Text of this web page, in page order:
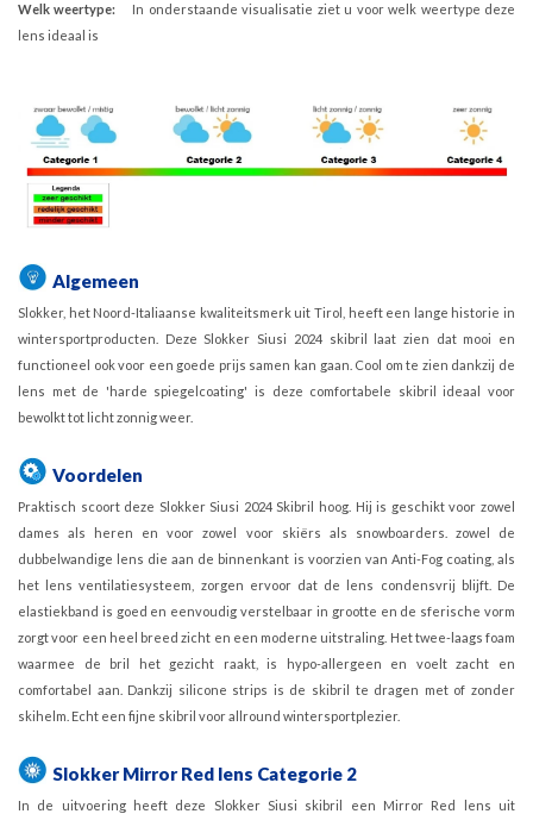
Welk weertype: In onderstaande visualisatie ziet u voor welk weertype deze
lens ideaal is
Algemeen
Slokker, het Noord-Italiaanse kwaliteitsmerk uit Tirol, heeft een lange historie in
wintersportproducten. Deze Slokker Siusi 2024 skibril laat zien dat mooi en
functioneel ook voor een goede prijs samen kan gaan. Cool om te zien dankzij de
lens met de 'harde spiegelcoating' is deze comfortabele skibril ideaal voor
bewolkt tot licht zonnig weer.
Voordelen
Praktisch scoort deze Slokker Siusi 2024 Skibril hoog. Hij is geschikt voor zowel
dames als heren en voor zowel voor skiërs als snowboarders. zowel de
dubbelwandige lens die aan de binnenkant is voorzien van Anti-Fog coating, als
het lens ventilatiesysteem, zorgen ervoor dat de lens condensvrij blijft. De
elastiekband is goed en eenvoudig verstelbaar in grootte en de sferische vorm
zorgt voor een heel breed zicht en een moderne uitstraling. Het twee-laags foam
waarmee de bril het gezicht raakt, is hypo-allergeen en voelt zacht en
comfortabel aan. Dankzij silicone strips is de skibril te dragen met of zonder
skihelm. Echt een fijne skibril voor allround wintersportplezier.
Slokker Mirror Red lens Categorie 2
In de uitvoering heeft deze Slokker Siusi skibril een Mirror Red lens uit